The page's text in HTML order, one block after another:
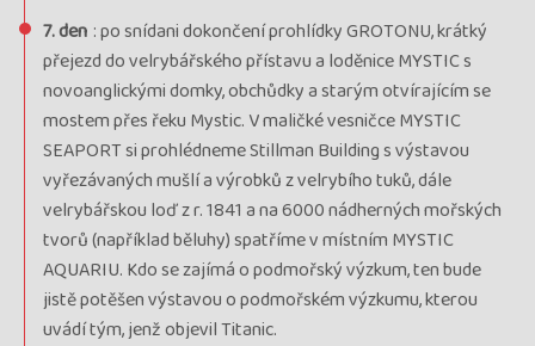
7. den : po snídani dokončení prohlídky GROTONU, krátký
přejezd do velrybářského přístavu a loděnice MYSTIC s
novoanglickými domky, obchůdky a starým otvírajícím se
mostem přes řeku Mystic. V maličké vesničce MYSTIC
SEAPORT si prohlédneme Stillman Building s výstavou
vyřezávaných mušlí a výrobků z velrybího tuků, dále
velrybářskou loď z r. 1841 a na 6000 nádherných mořských
tvorů (například běluhy) spatříme v místním MYSTIC
AQUARIU. Kdo se zajímá o podmořský výzkum, ten bude
jistě potěšen výstavou o podmořském výzkumu, kterou
uvádí tým, jenž objevil Titanic.